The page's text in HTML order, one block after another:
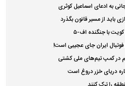
به ادعای اسماعیل کوثری
باید از مسیر قانون بگذرد
با جنگنده اف-۵
| فوتبال ایران جای عجیبی است!
در کمپ تیم‌های ملی کشتی
دریای خزر دروغ است